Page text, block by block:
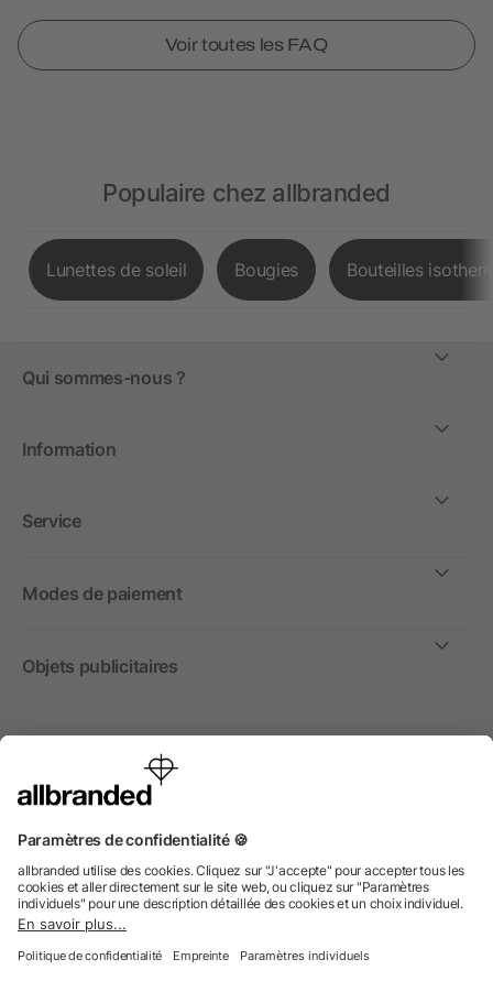
Voir toutes les FAQ
Populaire chez allbranded
Lunettes de soleil Bougies Bouteilles
Qui sommes-nous ?
Information
Service
Modes de paiement
Objets publicitaires
International
Nous commercialisons nos objets publicitaires et articles